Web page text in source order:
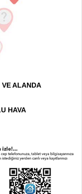
ALANDA
HAVA